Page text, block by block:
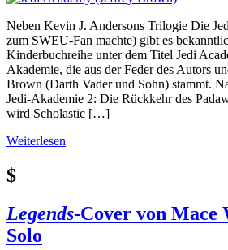
Neben Kevin J. Andersons Trilogie Die
zum SWEU-Fan machte) gibt es
Kinderbuchreihe unter dem Titel Jedi
Akademie, die aus der Feder des Autors
Brown (Darth Vader und Sohn) stammt.
Jedi-Akademie 2: Die Rückkehr des
wird Scholastic […]
Weiterlesen
$
Legends-Cover von Mace
Solo